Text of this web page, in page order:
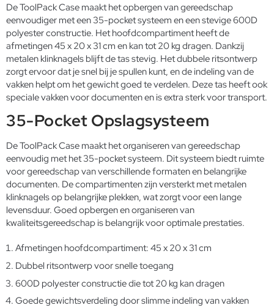
De ToolPack Case maakt het opbergen van gereedschap
eenvoudiger met een 35-pocket systeem en een stevige 600D
polyester constructie. Het hoofdcompartiment heeft de
afmetingen 45 x 20 x 31 cm en kan tot 20 kg dragen. Dankzij
metalen klinknagels blijft de tas stevig. Het dubbele ritsontwerp
zorgt ervoor dat je snel bij je spullen kunt, en de indeling van de
vakken helpt om het gewicht goed te verdelen. Deze tas heeft ook
speciale vakken voor documenten en is extra sterk voor transport.
35-Pocket Opslagsysteem
De ToolPack Case maakt het organiseren van gereedschap
eenvoudig met het 35-pocket systeem. Dit systeem biedt ruimte
voor gereedschap van verschillende formaten en belangrijke
documenten. De compartimenten zijn versterkt met metalen
klinknagels op belangrijke plekken, wat zorgt voor een lange
levensduur. Goed opbergen en organiseren van
kwaliteitsgereedschapis belangrijk voor optimale prestaties.
Afmetingen hoofdcompartiment: 45 x 20 x 31 cm
Dubbel ritsontwerp voor snelle toegang
600D polyester constructie die tot 20 kg kan dragen
Goede gewichtsverdeling door slimme indeling van vakken